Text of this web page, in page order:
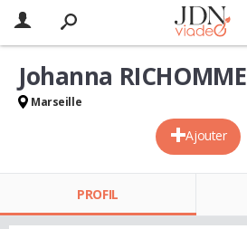
Ajouter
Johanna RICHOMME
Marseille
PROFIL